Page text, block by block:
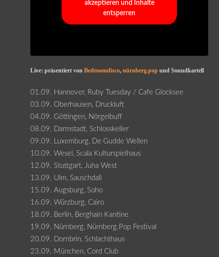
akzeptieren und Inhalte
entsperren
Live: präsentiert von Bedroomdisco, nürnberg.popund Soundkartell
01.09. Hannover, Ruby Tuesday / Cafe Glocksee
03.09. Oberhausen, Druckluft
04.09. Göttingen, Nörgelbuff
08.09. Darmstadt, Schlosskeller
09.09. Luxemburg, De Gudde Wellen
10.09. Wesel, Scala Kulturspielhaus
12.09. Stuttgart, Juha West
13.09. Ulm, Sauschdall
15.09. Augsburg, Soho
16.09. Würzburg, Cairo
18.09. Berlin, Berghain Kantine
19.09. Nürnberg, Nürnberg.Pop Festival
20.09. Dornbrin, Schlachthaus
23.09. München, Cord Club